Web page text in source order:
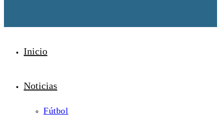
Inicio
Noticias
Fútbol